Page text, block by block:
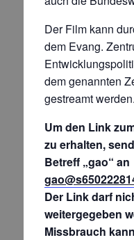
Der Film kann
dem Evang.
dem genannten
gestreamt werden.
Um den Link
zu erhalten,
Betreff „gao“ an
Der Link darf
weitergegeben
Missbrauch